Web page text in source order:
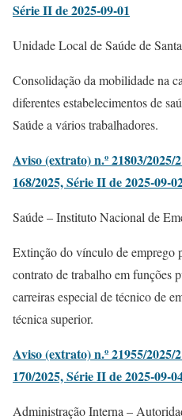
Série II de 2025-09-01
Unidade Local de Saúde de
Consolidação da mobilidade na
diferentes estabelecimentos de
Saúde a vários trabalhadores.
Aviso (extrato) n.º 21803/
168/2025, Série II de 2025-09-
Saúde – Instituto Nacional de
Extinção do vínculo de emprego
contrato de trabalho em funções
carreiras especial de técnico de
técnica superior.
Aviso (extrato) n.º 21955/
170/2025, Série II de 2025-09-
Administração Interna –